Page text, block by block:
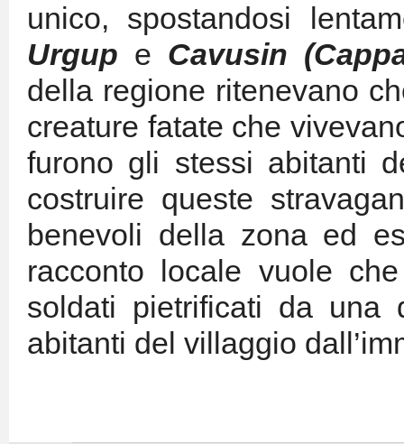
unico, spostandosi
Urgup e Cavusin
della regione ritenevano
creature fatate che
furono gli stessi abitanti
costruire queste
benevoli della zona ed
racconto locale vuole
soldati pietrificati da una
abitanti del villaggio